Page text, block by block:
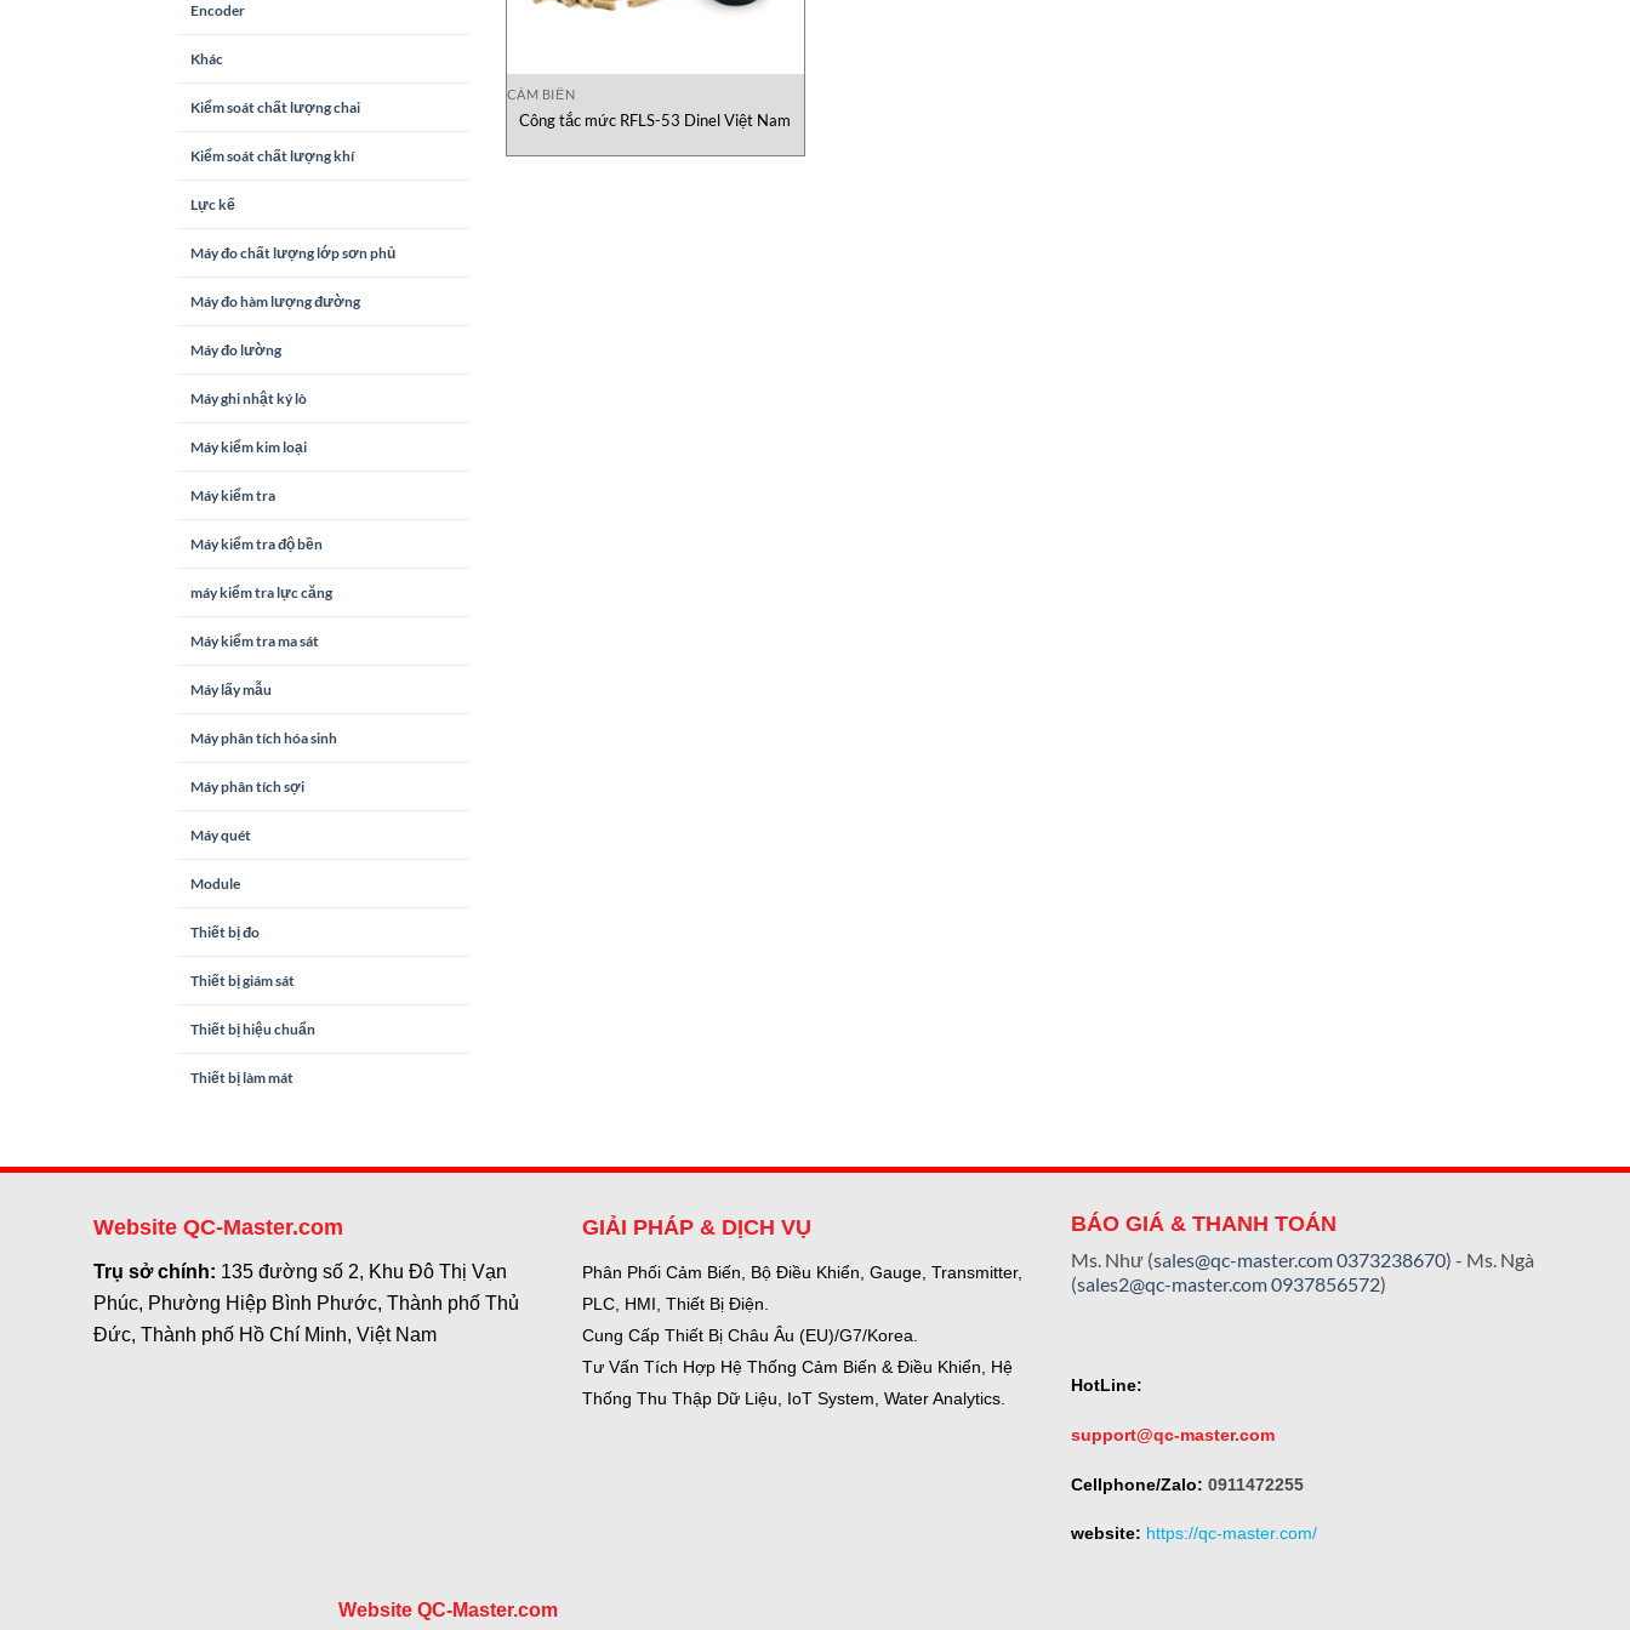
Encoder
Khác
Kiểm soát chất lượng chai
Kiểm soát chất lượng khí
Lực kế
Máy đo chất lượng lớp sơn phủ
Máy đo hàm lượng đường
Máy đo lường
Máy ghi nhật ký lò
Máy kiểm kim loại
Máy kiểm tra
Máy kiểm tra độ bền
máy kiểm tra lực căng
Máy kiểm tra ma sát
Máy lấy mẫu
Máy phân tích hóa sinh
Máy phân tích sợi
Máy quét
Module
Thiết bị đo
Thiết bị giám sát
Thiết bị hiệu chuẩn
Thiết bị làm mát
CẢM BIẾN
Công tắc mức RFLS-53 Dinel Việt Nam
Website QC-Master.com
Trụ sở chính: 135 đường số 2, Khu Đô Thị Vạn
Phúc, Phường Hiệp Bình Phước, Thành phố Thủ
Đức, Thành phố Hồ Chí Minh, Việt Nam
GIẢI PHÁP & DỊCH VỤ
Phân Phối Cảm Biến, Bộ Điều Khiển, Gauge, Transmitter,
PLC, HMI, Thiết Bị Điện.
Cung Cấp Thiết Bị Châu Âu (EU)/G7/Korea.
Tư Vấn Tích Hợp Hệ Thống Cảm Biến & Điều Khiển, Hệ
Thống Thu Thập Dữ Liệu, IoT System, Water Analytics.
BÁO GIÁ & THANH TOÁN
Ms. Như (sales@qc-master.com0373238670) - Ms. Ngà
(sales2@qc-master.com0937856572)
HotLine:
support@qc-master.com
Cellphone/Zalo: 0911472255
website: https://qc-master.com/
Website QC-Master.com